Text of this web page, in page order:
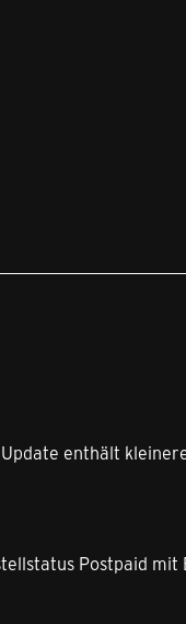
enthält
Postpaid mit